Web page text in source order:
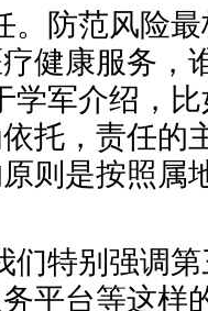
防范风险最
健康服务，
学军介绍，
托，责任的
则是按照属
特别强调第
平台等这样